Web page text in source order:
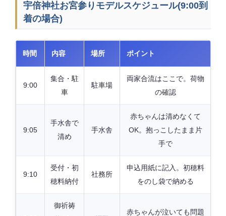
宇倍神社お宮参りモデルスケジュール(9:00到
着の場合)
時間 内容 場所 ポイント
9:00
集合・駐
車
駐車場
両家合流はここで。荷物
の確認
9:05
手水舎で
清め
手水舎
赤ちゃんは清めなくて
OK。抱っこしたまま片
手で
9:10
受付・初
穂料納付
社務所
申込用紙に記入。初穂料
をのし袋で納める
御祈祷
赤ちゃんが泣いても問題